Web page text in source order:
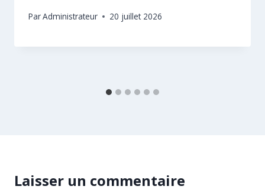
ParAdministrateur 20 juillet 2026
Laisser un commentaire